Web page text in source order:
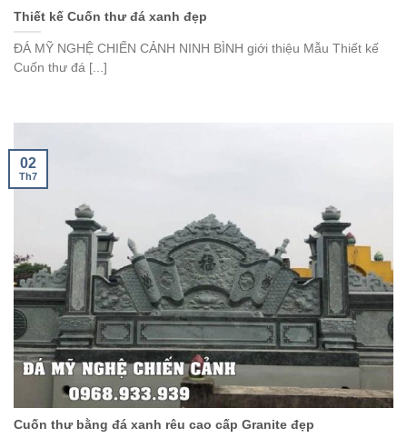
Thiết kế Cuốn thư đá xanh đẹp
ĐÁ MỸ NGHỆ CHIẾN CẢNH NINH BÌNH giới thiệu Mẫu Thiết kế
Cuốn thư đá [...]
Cuốn thư bằng đá xanh rêu cao cấp Granite đẹp
02
Th7